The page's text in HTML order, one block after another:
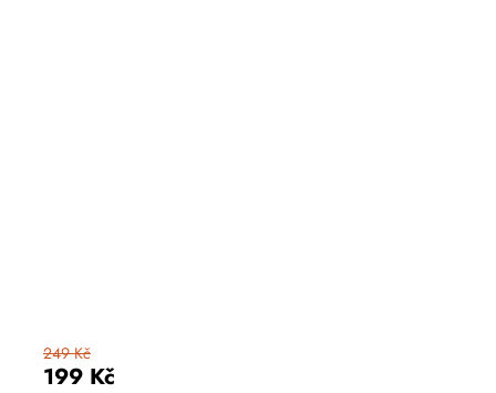
199 Kč
249 Kč